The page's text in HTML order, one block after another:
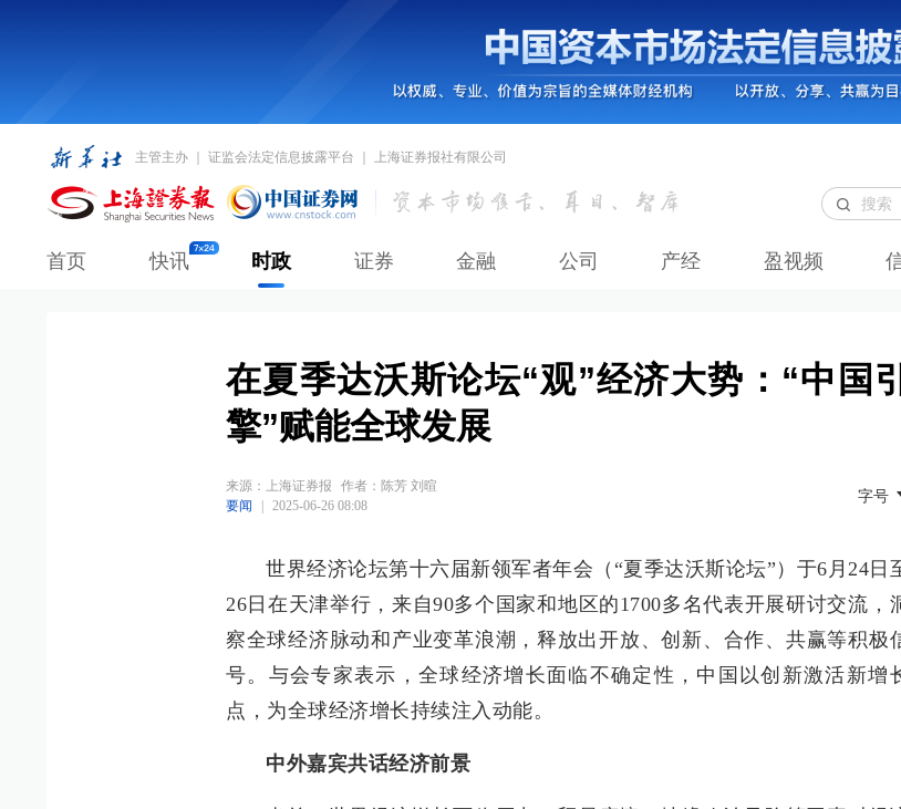
主管主办 ｜ 证监会法定信息披露平台 ｜ 上海证券报社有限公司
首页 快讯 时政 证券 金融 公司 产经 盈视频
在夏季达沃斯论坛“观”经济大势：“中国引
擎”赋能全球发展
来源： 上海证券报
作者：陈芳 刘暄
要闻
2025-06-26 08:08
字号
世界经济论坛第十六届新领军者年会（“夏季达沃斯论坛”）于6月24日
26日在天津举行，来自90多个国家和地区的1700多名代表开展研讨交流，
察全球经济脉动和产业变革浪潮，释放出开放、创新、合作、共赢等积极
号。与会专家表示，全球经济增长面临不确定性，中国以创新激活新增
点，为全球经济增长持续注入动能。
中外嘉宾共话经济前景